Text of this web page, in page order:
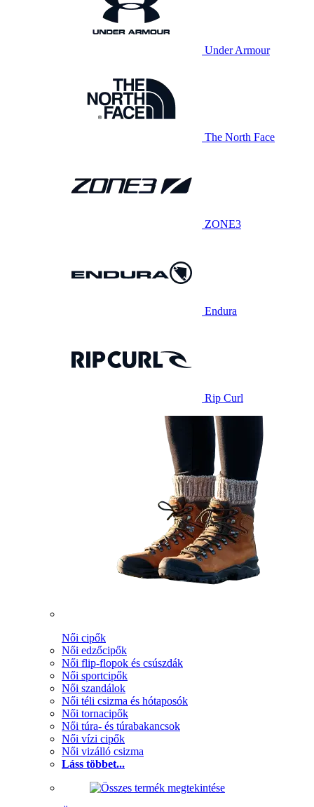
Under Armour
The North Face
ZONE3
Endura
Rip Curl
Női cipők
Női edzőcipők
Női flip-flopok és csúszdák
Női sportcipők
Női szandálok
Női téli csizma és hótaposók
Női tornacipők
Női túra- és túrabakancsok
Női vízi cipők
Női vizálló csizma
Láss többet...